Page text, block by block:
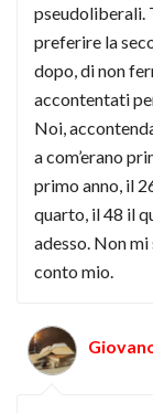
pseudoliberali.
preferire la
dopo, di non
accontentati
Noi,
a com’erano
primo anno, il
quarto, il 48 il
adesso. Non
conto mio.